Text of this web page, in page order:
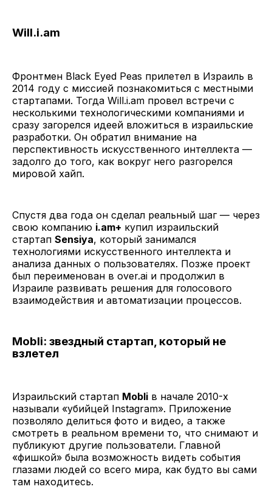
Will.i.am
Фронтмен Black Eyed Peas прилетел в Израиль в
2014 году с миссией познакомиться с местными
стартапами. Тогда Will.i.am провел встречи с
несколькими технологическими компаниями и
сразу загорелся идеей вложиться в израильские
разработки. Он обратил внимание на
перспективность искусственного интеллекта —
задолго до того, как вокруг него разгорелся
мировой хайп.
Спустя два года он сделал реальный шаг — через
свою компанию i.am+ купил израильский
стартап Sensiya, который занимался
технологиями искусственного интеллекта и
анализа данных о пользователях. Позже проект
был переименован в over.ai и продолжил в
Израиле развивать решения для голосового
взаимодействия и автоматизации процессов.
Mobli: звездный стартап, который не
взлетел
Израильский стартап Mobli в начале 2010-х
называли «убийцей Instagram». Приложение
позволяло делиться фото и видео, а также
смотреть в реальном времени то, что снимают и
публикуют другие пользователи. Главной
«фишкой» была возможность видеть события
глазами людей со всего мира, как будто вы сами
там находитесь.